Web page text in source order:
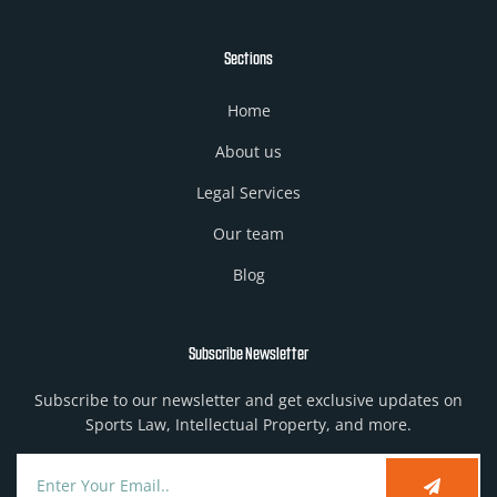
Sections
Home
About us
Legal Services
Our team
Blog
Subscribe Newsletter
Subscribe to our newsletter and get exclusive updates on
Sports Law, Intellectual Property, and more.